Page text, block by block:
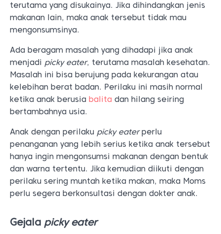
terutama yang disukainya. Jika dihindangkan jenis
makanan lain, maka anak tersebut tidak mau
mengonsumsinya.
Ada beragam masalah yang dihadapi jika anak
menjadi picky eater, terutama masalah kesehatan.
Masalah ini bisa berujung pada kekurangan atau
kelebihan berat badan. Perilaku ini masih normal
ketika anak berusia balita dan hilang seiring
bertambahnya usia.
Anak dengan perilaku picky eaterperlu
penanganan yang lebih serius ketika anak tersebut
hanya ingin mengonsumsi makanan dengan bentuk
dan warna tertentu. Jika kemudian diikuti dengan
perilaku sering muntah ketika makan, maka Moms
perlu segera berkonsultasi dengan dokter anak.
Gejala picky eater